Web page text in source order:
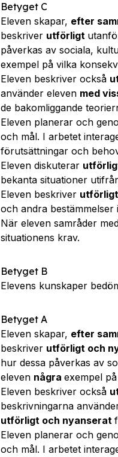
Betyget C
Eleven skapar, efter
beskriver utförligt
påverkas av sociala,
exempel på vilka
Eleven beskriver också
använder eleven med
de bakomliggande
Eleven planerar och
och mål. I arbetet
förutsättningar och
Eleven diskuterar
bekanta situationer
Eleven beskriver utförligt
och andra bestämmelser
När eleven samråder
situationens krav.
Betyget B
Elevens kunskaper
Betyget A
Eleven skapar, efter
beskriver utförligt och
hur dessa påverkas av
eleven några exempel
Eleven beskriver också
beskrivningarna
utförligt och nyanserat
Eleven planerar och
och mål. I arbetet